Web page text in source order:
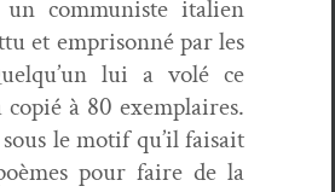
com­mu­niste ital­ien
et empris­on­né par les
lui a volé ce
copié à 80 exem­plaires.
le motif qu’il fai­sait
pour faire de la